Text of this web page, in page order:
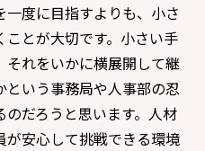
度に目指すよりも、小さ
とが大切です。小さい手
れをいかに横展開して継
いう事務局や人事部の忍
だろうと思います。人材
安心して挑戦できる環境